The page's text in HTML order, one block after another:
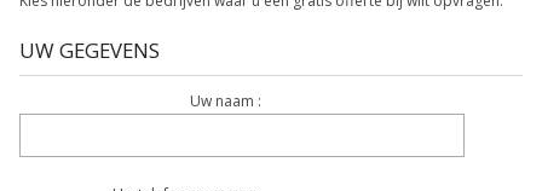
UW GEGEVENS
Uw naam :